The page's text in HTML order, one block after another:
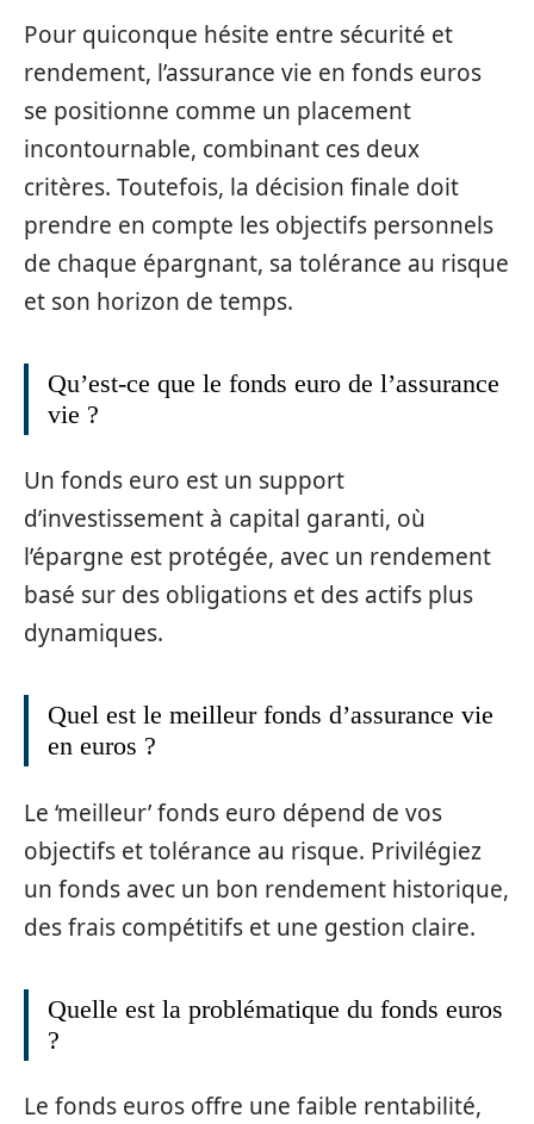
Pour quiconque hésite entre sécurité et
rendement, l’assurance vie en fonds euros
se positionne comme un placement
incontournable, combinant ces deux
critères. Toutefois, la décision finale doit
prendre en compte les objectifs personnels
de chaque épargnant, sa tolérance au risque
et son horizon de temps.
Qu’est-ce que le fonds euro de l’assurance
vie ?
Un fonds euro est un support
d’investissement à capital garanti, où
l’épargne est protégée, avec un rendement
basé sur des obligations et des actifs plus
dynamiques.
Quel est le meilleur fonds d’assurance vie
en euros ?
Le ‘meilleur’ fonds euro dépend de vos
objectifs et tolérance au risque. Privilégiez
un fonds avec un bon rendement historique,
des frais compétitifs et une gestion claire.
Quelle est la problématique du fonds euros
?
Le fonds euros offre une faible rentabilité,